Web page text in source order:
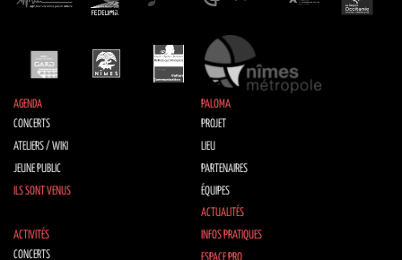
AGENDA
CONCERTS
ATELIERS / WIKI
JEUNE PUBLIC
ILS SONT VENUS
PALOMA
PROJET
LIEU
PARTENAIRES
ÉQUIPES
ACTUALITÉS
ACTIVITÉS
CONCERTS
INFOS PRATIQUES